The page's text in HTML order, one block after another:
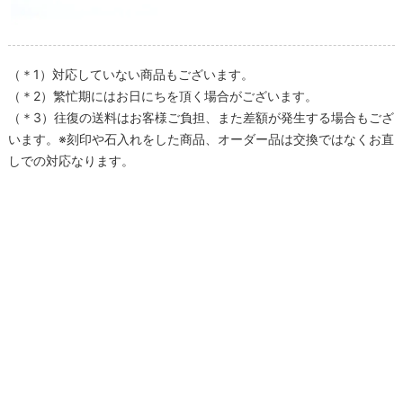
（＊1）対応していない商品もございます。
（＊2）繁忙期にはお日にちを頂く場合がございます。
（＊3）往復の送料はお客様ご負担、また差額が発生する場合もござ
います。※刻印や石入れをした商品、オーダー品は交換ではなくお直
しでの対応なります。